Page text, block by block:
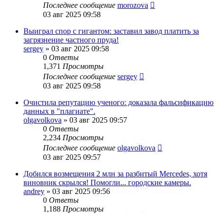
Последнее сообщение morozova
03 авг 2025 09:58
Выиграл спор с гигантом: заставил завод платить за
загрязнение частного пруда!
sergey » 03 авг 2025 09:58
0 Ответы
1,371 Просмотры
Последнее сообщение sergey
03 авг 2025 09:58
Очистила репутацию ученого: доказала фальсификацию
данных в "плагиате".
olgavolkova » 03 авг 2025 09:57
0 Ответы
2,234 Просмотры
Последнее сообщение olgavolkova
03 авг 2025 09:57
Добился возмещения 2 млн за разбитый Mercedes, хотя
виновник скрылся! Помогли... городские камеры.
andrey » 03 авг 2025 09:56
0 Ответы
1,188 Просмотры